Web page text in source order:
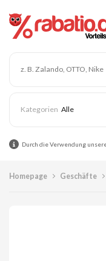
Alle
Durch die Verwendung
Homepage Geschäfte